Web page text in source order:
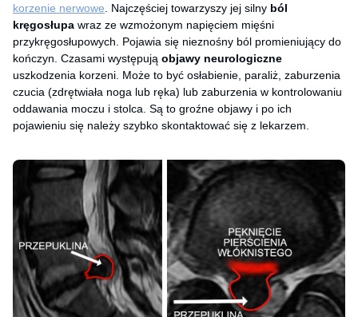
korzenie nerwowe . Najczęściej towarzyszy jej silny ból
kręgosłupa wraz ze wzmożonym napięciem mięśni
przykręgosłupowych. Pojawia się nieznośny ból promieniujący do
kończyn. Czasami występują objawy neurologiczne
uszkodzenia korzeni. Może to być osłabienie, paraliż, zaburzenia
czucia (zdrętwiała noga lub ręka) lub zaburzenia w kontrolowaniu
oddawania moczu i stolca. Są to groźne objawy i po ich
pojawieniu się należy szybko skontaktować się z lekarzem.